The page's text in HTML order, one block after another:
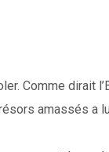
Comme dirait
amassés a